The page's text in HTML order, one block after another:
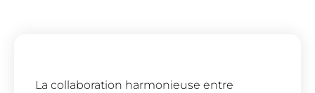
La collaboration harmonieuse entre